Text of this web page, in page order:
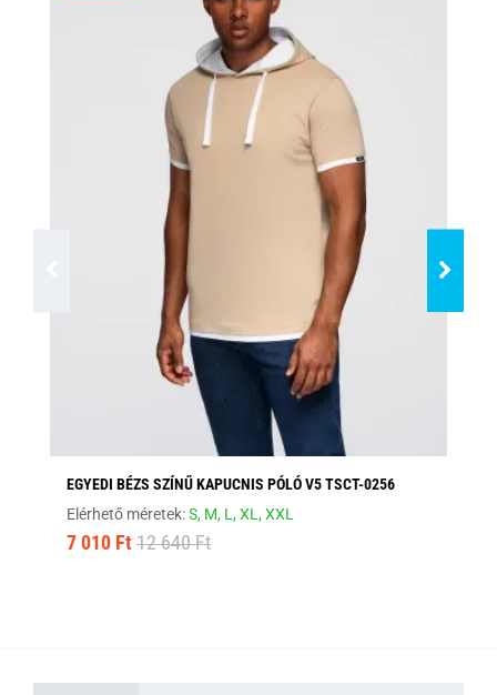
EGYEDI BÉZS SZÍNŰ KAPUCNIS PÓLÓ V5 TSCT-0256
Elérhető méretek:S, M, L,XL,XXL
7 010 Ft 12 640 Ft